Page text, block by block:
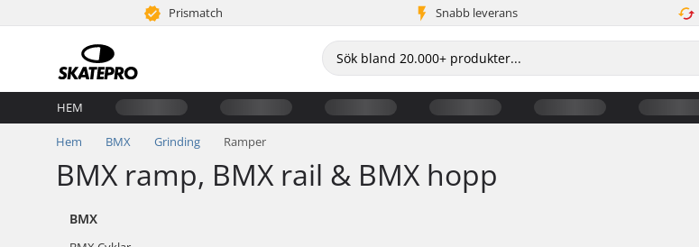
Prismatch Snabb leverans
HEM
Hem BMX Grinding Ramper
BMX ramp, BMX rail & BMX hopp
BMX